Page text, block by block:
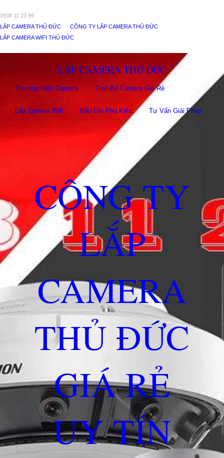
0938 11 23 99
LẮP CAMERA THỦ ĐỨC
CÔNG TY LẮP CAMERA THỦ ĐỨC
LẮP CAMERA WIFI THỦ ĐỨC
LẮP CAMERA THỦ ĐỨC
Thương Hiệu Camera Trọn Bộ Camera Giá Rẻ
Lắp Camera Wifi Đầu Ghi Phụ Kiên Tư Vấn Giải Pháp
CÔNG TY
LẮP
CAMERA
THỦ ĐỨC
GIÁ RẺ
UY TÍN